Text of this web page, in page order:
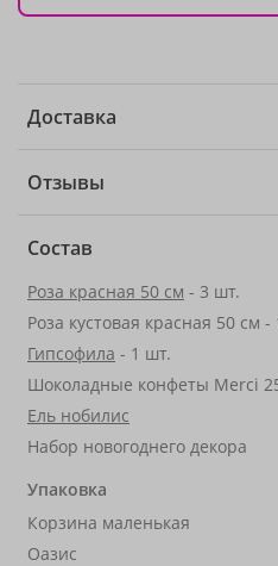
Доставка
Отзывы
Состав
Роза красная 50 см - 3 шт.
Роза кустовая красная 50 см -
Гипсофила - 1 шт.
Шоколадные конфеты Merci
Ель нобилис
Набор новогоднего декора
Упаковка
Корзина маленькая
Оазис